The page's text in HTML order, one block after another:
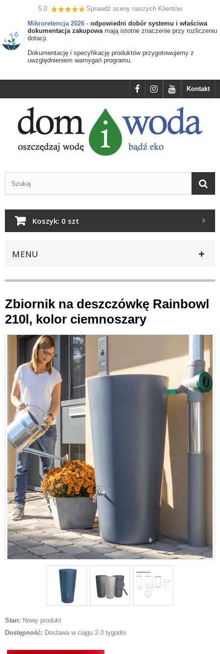
5,0
Sprawdź oceny naszych Klientów
Mikroretencja 2026 - odpowiedni dobór systemu i właściwa
dokumentacja zakupowamają istotne znaczenie przy rozliczeniu
dotacji.
Dokumentację i specyfikację produktów przygotowujemy z
uwzględnieniem wamygań programu.
Kontakt
Koszyk: 0 szt
MENU
Zbiornik na deszczówkę Rainbowl
210l, kolor ciemnoszary
Stan: Nowy produkt
Dostępność: Dostawa w ciągu 2-3 tygodni